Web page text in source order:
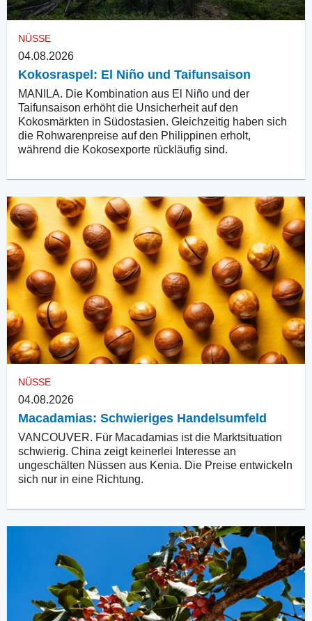
NÜSSE
04.08.2026
Kokosraspel: El Niño und Taifunsaison
MANILA. Die Kombination aus El Niño und der
Taifunsaison erhöht die Unsicherheit auf den
Kokosmärkten in Südostasien. Gleichzeitig haben sich
die Rohwarenpreise auf den Philippinen erholt,
während die Kokosexporte rückläufig sind.
NÜSSE
04.08.2026
Macadamias: Schwieriges Handelsumfeld
VANCOUVER. Für Macadamias ist die Marktsituation
schwierig. China zeigt keinerlei Interesse an
ungeschälten Nüssen aus Kenia. Die Preise entwickeln
sich nur in eine Richtung.